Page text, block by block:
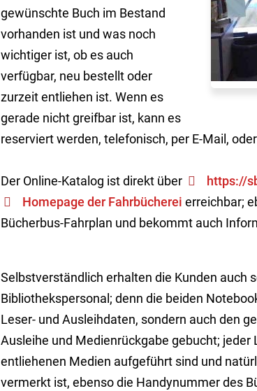
gewünschte Buch im Bestand
vorhanden ist und was noch
wichtiger ist, ob es auch
verfügbar, neu bestellt oder
zurzeit entliehen ist. Wenn es
gerade nicht greifbar ist, kann es
reserviert werden, telefonisch, per E-Mail,
Der Online-Katalog ist direkt über https://
Homepage der Fahrbücherei erreichbar;
Bücherbus-Fahrplan und bekommt auch
Selbstverständlich erhalten die Kunden auch
Bibliothekspersonal; denn die beiden
Leser- und Ausleihdaten, sondern auch den
Ausleihe und Medienrückgabe gebucht;
entliehenen Medien aufgeführt sind und
vermerkt ist, ebenso die Handynummer des